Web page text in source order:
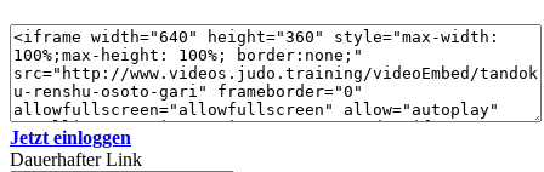
Jetzt einloggen
Dauerhafter Link